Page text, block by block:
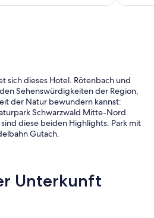
sich dieses Hotel. Rötenbach und
Sehenswürdigkeiten der Region,
der Natur bewundern kannst:
Schwarzwald Mitte-Nord.
diese beiden Highlights: Park mit
Gutach.
Unterkunft